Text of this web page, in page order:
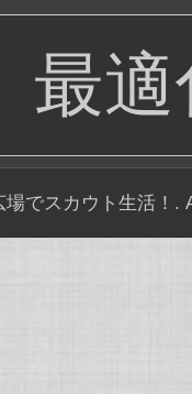
最
でスカウト生活！ .